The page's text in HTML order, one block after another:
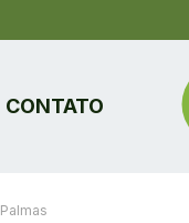
CONTATO
Palmas